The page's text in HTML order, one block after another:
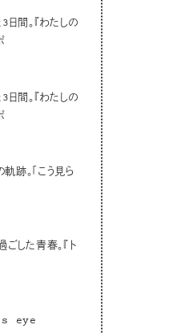
日間。『わたしの
日間。『わたしの
跡。「こう見ら
した青春。『ト
eye